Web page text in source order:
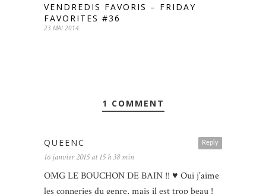
VENDREDIS FAVORIS – FRIDAY
FAVORITES #36
23 MAI 2014
1 COMMENT
Reply
QUEENC
16 janvier 2015 at 15 h 38 min
OMG LE BOUCHON DE BAIN !! ♥ Oui j’aime
les conneries du genre, mais il est trop beau !